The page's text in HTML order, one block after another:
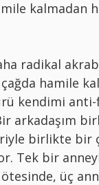
kalmadan
radikal
hamile
kendimi
arkadaşım
birlikte bir
Tek bir
üç